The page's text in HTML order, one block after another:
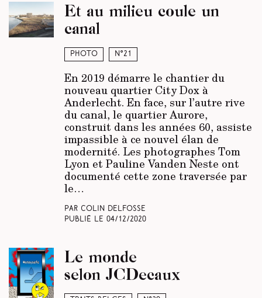
Photo N°21
Et au milieu coule un
canal
En 2019 démarre le chantier du
nouveau quartier City Dox à
Anderlecht. En face, sur l’autre rive
du canal, le quartier Aurore,
construit dans les années 60, assiste
impassible à ce nouvel élan de
modernité. Les photographes Tom
Lyon et Pauline Vanden Neste ont
documenté cette zone traversée par
le…
Par Colin Delfosse
Publié le 04/12/2020
Le monde
selon JCDecaux